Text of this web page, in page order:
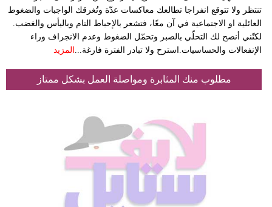
تنتظر ولا تتوقع انفراجا تطالعك معاكسات عدّة وتُغرقك الواجبات والضغوط
العائلية او الاجتماعية في آن معًا، فتشعر بالإحباط التام وباليأس والغضب.
لكنّني أنصح لك التحلّي بالصبر وتحمّل الضغوط وعدم الانجراف وراء
الإنفعالات والحساسيات.استرح ولا تبادر الفترة فارغة... المزيد
مطلوب منك المثابرة ومواصلة العمل بشكل ممتاز